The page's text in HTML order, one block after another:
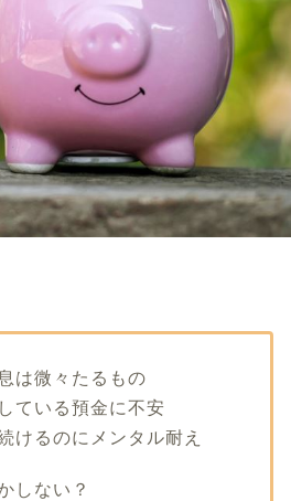
は微々たるもの
ている預金に不安
けるのにメンタル耐え
しない？